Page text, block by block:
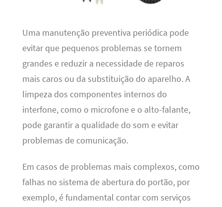
Uma manutenção preventiva periódica pode
evitar que pequenos problemas se tornem
grandes e reduzir a necessidade de reparos
mais caros ou da substituição do aparelho. A
limpeza dos componentes internos do
interfone, como o microfone e o alto-falante,
pode garantir a qualidade do som e evitar
problemas de comunicação.
Em casos de problemas mais complexos, como
falhas no sistema de abertura do portão, por
exemplo, é fundamental contar com serviços